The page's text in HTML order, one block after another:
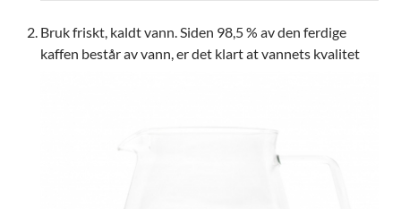
Bruk friskt, kaldt vann. Siden 98,5 % av den ferdige
kaffen bestårav vann, er det klart at vannets kvalitet